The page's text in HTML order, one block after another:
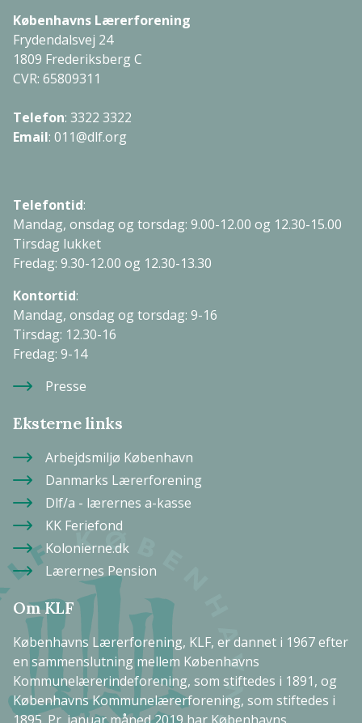
Københavns Lærerforening
Frydendalsvej 24
1809 Frederiksberg C
CVR: 65809311
Telefon: 3322 3322
Email: 011@dlf.org
Telefontid:
Mandag, onsdag og torsdag: 9.00-12.00 og 12.30-15.00
Tirsdag lukket
Fredag: 9.30-12.00 og 12.30-13.30
Kontortid:
Mandag, onsdag og torsdag: 9-16
Tirsdag: 12.30-16
Fredag: 9-14
Presse
Eksterne links
Arbejdsmiljø København
Danmarks Lærerforening
Dlf/a - lærernes a-kasse
KK Feriefond
Kolonierne.dk
Lærernes Pension
Om KLF
Københavns Lærerforening, KLF, er dannet i 1967 efter
en sammenslutning mellem Københavns
Kommunelærerindeforening, som stiftedes i 1891, og
Københavns Kommunelærerforening, som stiftedes i